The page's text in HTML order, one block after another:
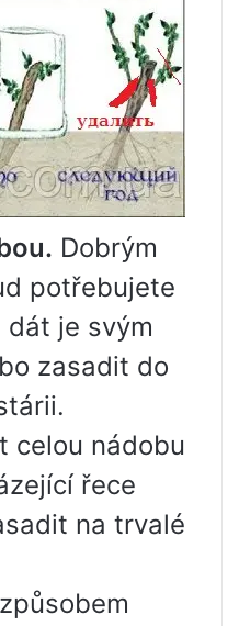
Dobrým
potřebujete
dát je svým
zasadit do
celou nádobu
řece
na trvalé